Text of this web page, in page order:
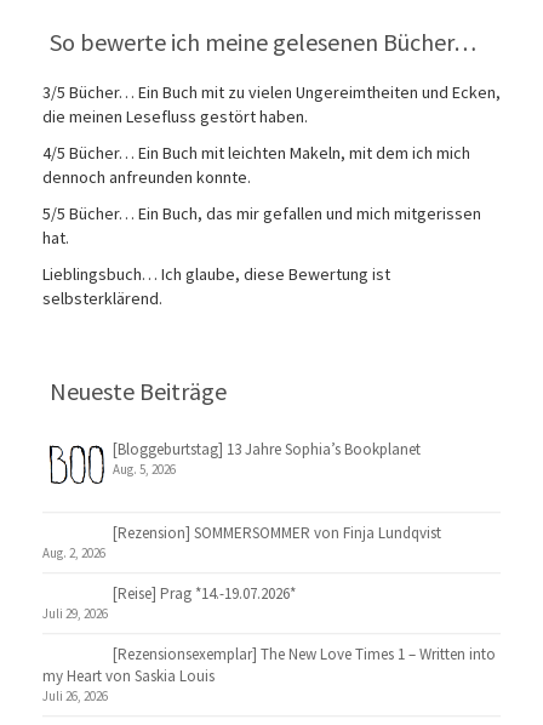
So bewerte ich meine gelesenen Bücher…
3/5 Bücher… Ein Buch mit zu vielen Ungereimtheiten und Ecken,
die meinen Lesefluss gestört haben.
4/5 Bücher… Ein Buch mit leichten Makeln, mit dem ich mich
dennoch anfreunden konnte.
5/5 Bücher… Ein Buch, das mir gefallen und mich mitgerissen
hat.
Lieblingsbuch… Ich glaube, diese Bewertung ist
selbsterklärend.
Neueste Beiträge
[Bloggeburtstag] 13 Jahre Sophia’s Bookplanet
Aug. 5, 2026
[Rezension] SOMMERSOMMER von Finja Lundqvist
Aug. 2, 2026
[Reise] Prag *14.-19.07.2026*
Juli 29, 2026
[Rezensionsexemplar] The New Love Times 1 – Written into
my Heart von Saskia Louis
Juli 26, 2026